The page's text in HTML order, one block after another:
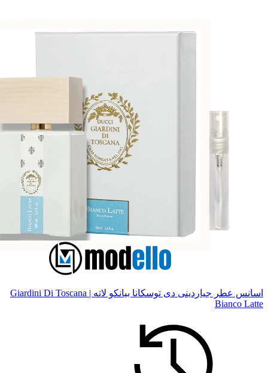
اسانس عطر جیاردینی دی توسکانا بیانکو لاته | Giardini Di Toscana
Bianco Latte